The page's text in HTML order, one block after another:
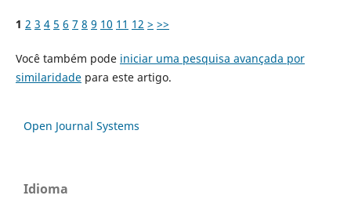
1 2 3 4 5 6 7 8 9 10 11 12 > >>
Você também pode iniciar uma pesquisa avançada por
similaridadepara este artigo.
Open Journal Systems
Idioma